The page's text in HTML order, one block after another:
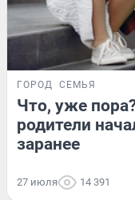
ГОРОД СЕМЬЯ
Что, уже
родители
заранее
27 июля 14 391